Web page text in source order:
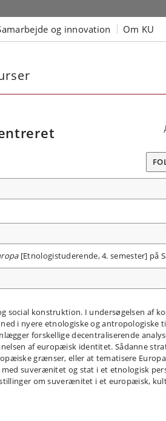
og innovation Om KU
[Etnologistuderende, 4. semester] på
social konstruktion. I undersøgelsen af
i nyere etnologiske og antropologiske
forskellige decentraliserende
af europæisk identitet. Sådanne
grænser, eller at tematisere
suverænitet og stat i et etnologisk
om suverænitet i et europæisk,